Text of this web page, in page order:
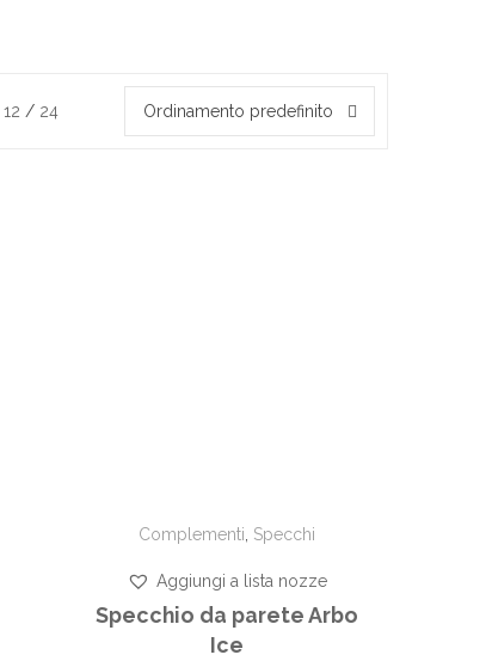
12 24 Ordinamento predefinito
Complementi Specchi
Aggiungi a lista nozze
Specchio da parete Arbo
Ice